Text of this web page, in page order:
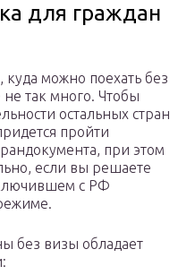
для граждан
можно поехать без
так много. Чтобы
остальных стран
пройти
при этом
если вы решаете
с РФ
без визы обладает